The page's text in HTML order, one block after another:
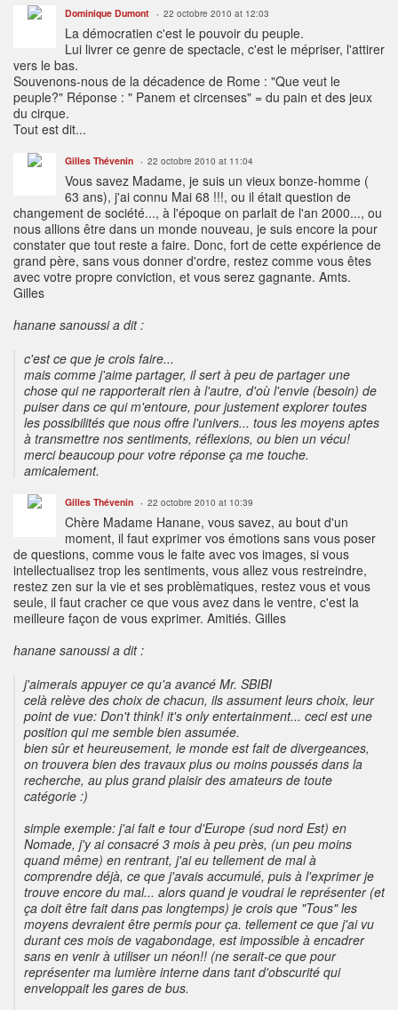
Dominique Dumont 22 octobre 2010 at 12:03
La démocratien c'est le pouvoir du peuple.
Lui livrer ce genre de spectacle, c'est le mépriser, l'attirer
vers le bas.
Souvenons-nous de la décadence de Rome : "Que veut le
peuple?" Réponse : " Panem et circenses" = du pain et des jeux
du cirque.
Tout est dit...
Gilles Thévenin 22 octobre 2010 at 11:04
Vous savez Madame, je suis un vieux bonze-homme (
63 ans), j'ai connu Mai 68 !!!, ou il était question de
changement de société..., à l'époque on parlait de l'an 2000..., ou
nous allions être dans un monde nouveau, je suis encore la pour
constater que tout reste a faire. Donc, fort de cette expérience de
grand père, sans vous donner d'ordre, restez comme vous êtes
avec votre propre conviction, et vous serez gagnante. Amts.
Gilles
hanane sanoussi a dit :
c'est ce que je crois faire...
mais comme j'aime partager, il sert à peu de partager une
chose qui ne rapporterait rien à l'autre, d'où l'envie (besoin) de
puiser dans ce qui m'entoure, pour justement explorer toutes
les possibilités que nous offre l'univers... tous les moyens aptes
à transmettre nos sentiments, réflexions, ou bien un vécu!
merci beaucoup pour votre réponse ça me touche.
amicalement.
Gilles Thévenin 22 octobre 2010 at 10:39
Chère Madame Hanane, vous savez, au bout d'un
moment, il faut exprimer vos émotions sans vous poser
de questions, comme vous le faite avec vos images, si vous
intellectualisez trop les sentiments, vous allez vous restreindre,
restez zen sur la vie et ses problèmatiques, restez vous et vous
seule, il faut cracher ce que vous avez dans le ventre, c'est la
meilleure façon de vous exprimer. Amitiés. Gilles
hanane sanoussi a dit :
j'aimerais appuyer ce qu'a avancé Mr. SBIBI
celà relève des choix de chacun, ils assument leurs choix, leur
point de vue: Don't think! it's only entertainment... ceci est une
position qui me semble bien assumée.
bien sûr et heureusement, le monde est fait de divergeances,
on trouvera bien des travaux plus ou moins poussés dans la
recherche, au plus grand plaisir des amateurs de toute
catégorie :)
simple exemple: j'ai fait e tour d'Europe (sud nord Est) en
Nomade, j'y ai consacré 3 mois à peu près, (un peu moins
quand même) en rentrant, j'ai eu tellement de mal à
comprendre déjà, ce que j'avais accumulé, puis à l'exprimer je
trouve encore du mal... alors quand je voudrai le représenter (et
ça doit être fait dans pas longtemps) je crois que "Tous" les
moyens devraient être permis pour ça. tellement ce que j'ai vu
durant ces mois de vagabondage, est impossible à encadrer
sans en venir à utiliser un néon!! (ne serait-ce que pour
représenter ma lumière interne dans tant d'obscurité qui
enveloppait les gares de bus.